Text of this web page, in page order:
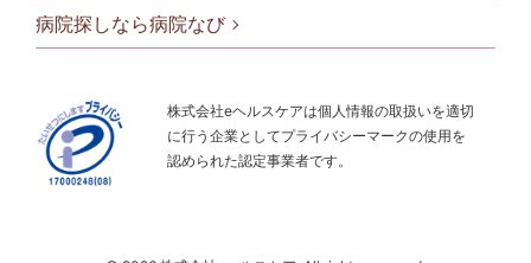
病院探しなら病院なび
株式会社eヘルスケアは個人情報の取扱いを適切
に行う企業としてプライバシーマークの使用を
認められた認定事業者です。